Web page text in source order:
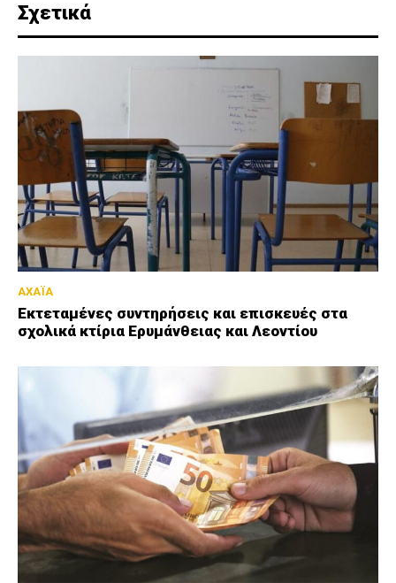
Σχετικά
ΑΧΑΪΑ
Εκτεταμένες συντηρήσεις και επισκευές στα
σχολικά κτίρια Ερυμάνθειας και Λεοντίου